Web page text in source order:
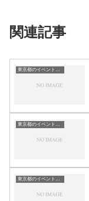
関連記事
東京都のイベント会場一覧
東京都のイベント会場一覧
東京都のイベント会場一覧